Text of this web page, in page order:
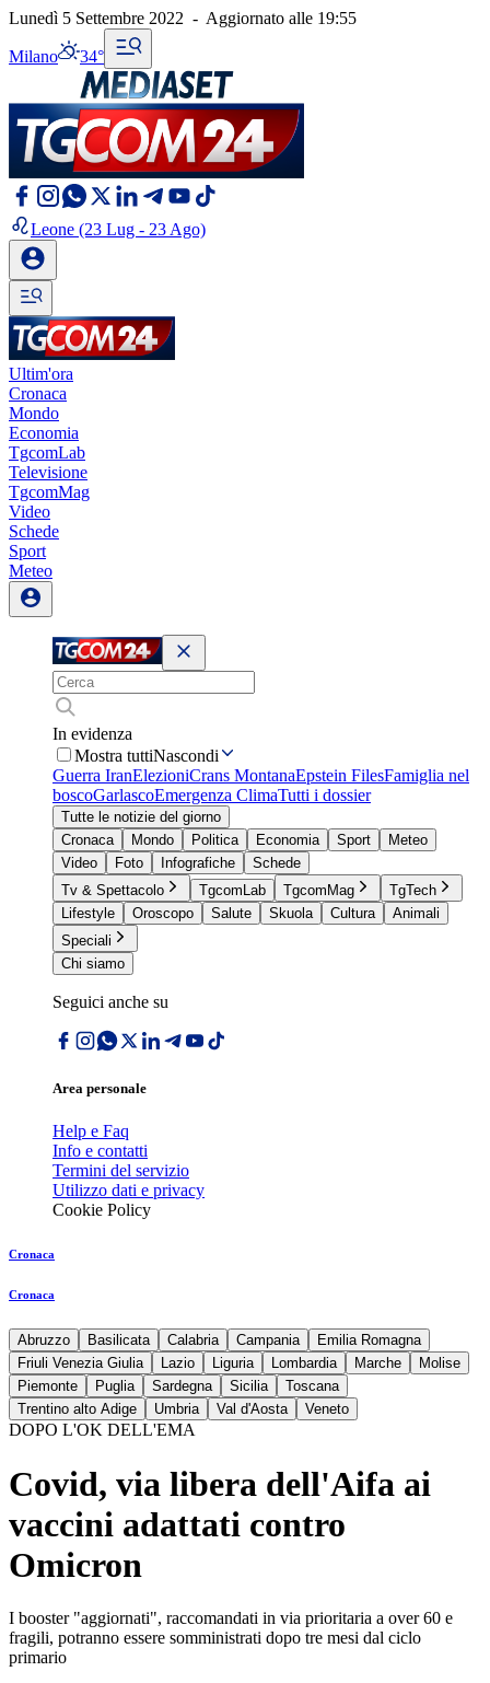
Lunedì 5 Settembre 2022 - Aggiornato alle 19:55
Milano 34°
Leone (23 Lug - 23 Ago)
Ultim'ora
Cronaca
Mondo
Economia
TgcomLab
Televisione
TgcomMag
Video
Schede
Sport
Meteo
In evidenza
Mostra tuttiNascondi
Guerra IranElezioniCrans MontanaEpstein FilesFamiglia nel
boscoGarlascoEmergenza ClimaTutti i dossier
Tutte le notizie del giorno
Cronaca
Mondo Politica Economia Sport
Meteo
Video
Foto Infografiche
Schede
Tv & Spettacolo
TgcomLab TgcomMag
TgTech
Lifestyle
Oroscopo Salute Skuola Cultura
Animali
Speciali
Chi siamo
Seguici anche su
Area personale
Help e Faq
Info e contatti
Termini del servizio
Utilizzo dati e privacy
Cookie Policy
Cronaca
Cronaca
Abruzzo Basilicata Calabria Campania
Emilia Romagna
Friuli Venezia Giulia
Lazio Liguria Lombardia Marche
Molise
Piemonte
Puglia Sardegna Sicilia
Toscana
Trentino alto Adige
Umbria Val d'Aosta Veneto
DOPO L'OK DELL'EMA
Covid, via libera dell'Aifa ai
vaccini adattati contro
Omicron
I booster "aggiornati", raccomandati in via prioritaria a over 60 e
fragili, potranno essere somministrati dopo tre mesi dal ciclo
primario